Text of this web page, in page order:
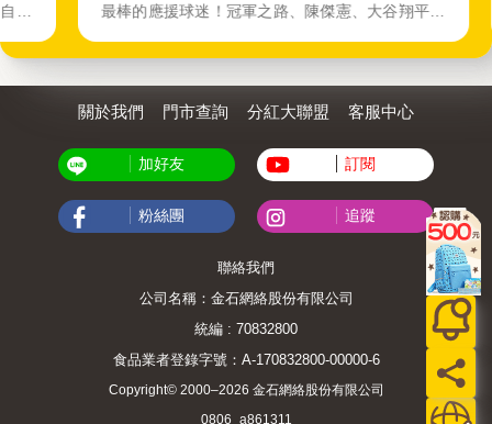
最棒的應援球迷！冠軍之路、陳傑憲、大谷翔平傳
記、側寫一次收齊！ 【投票給你想要的棒球書，抽
關於我們 門市查詢 分紅大聯盟 客服中心
加好友 訂閱
粉絲團 追蹤
聯絡我們
公司名稱：金石網絡股份有限公司
統編 : 70832800
食品業者登錄字號：A-170832800-00000-6
Copyright© 2000–2026 金石網絡股份有限公司
0806_a861311